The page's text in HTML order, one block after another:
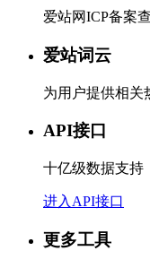
爱站网ICP备案
爱站词云
为用户提供相关
API接口
十亿级数据支持
进入API接口
更多工具